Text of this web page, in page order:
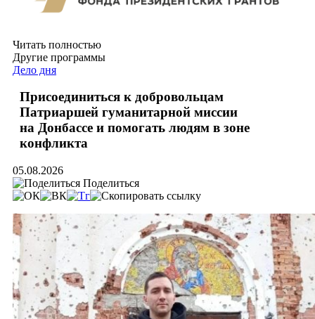
Читать полностью
Другие программы
Дело дня
Присоединиться к добровольцам
Патриаршей гуманитарной миссии
на Донбассе и помогать людям в зоне
конфликта
05.08.2026
Поделиться